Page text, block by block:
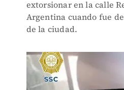
extorsionar en la calle
Argentina cuando fue
de la ciudad.